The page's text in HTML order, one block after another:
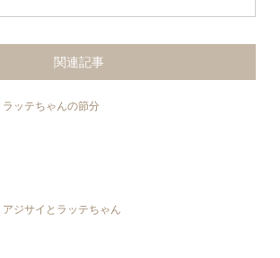
関連記事
ラッテちゃんの節分
アジサイとラッテちゃん